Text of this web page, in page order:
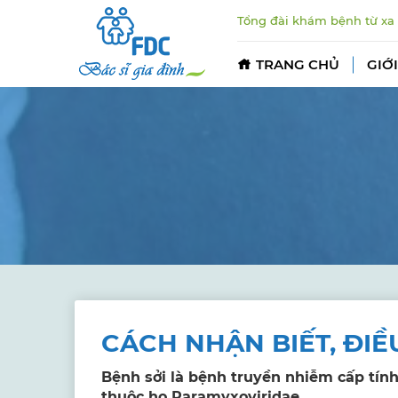
Tổng đài khám bệnh từ xa
TRANG CHỦ
CÁCH NHẬN BIẾT,
Bệnh sởi là bệnh truyền nhiễm cấp